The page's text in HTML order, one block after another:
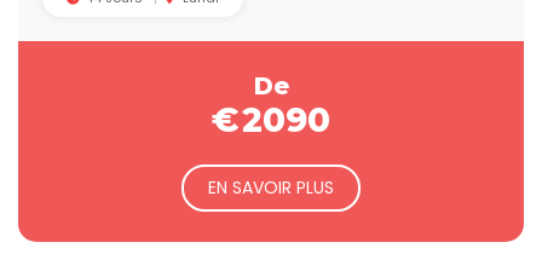
De
€2090
EN SAVOIR PLUS